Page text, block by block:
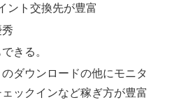
ント交換先が豊富
きる。
ダウンロードの他にモニタ
ックインなど稼ぎ方が豊富